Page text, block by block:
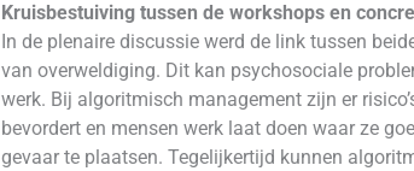
Kruisbestuiving tussen de workshops en
In de plenaire discussie werd de link tussen
van overweldiging. Dit kan psychosociale
werk. Bij algoritmisch management zijn er
bevordert en mensen werk laat doen waar ze
gevaar te plaatsen. Tegelijkertijd kunnen